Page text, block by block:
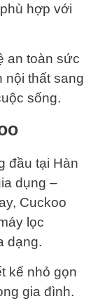
hợp với
an toàn sức
nội thất sang
sống.
đầu tại Hàn
dụng –
Cuckoo
lọc
dạng.
kế nhỏ gọn
gia đình.